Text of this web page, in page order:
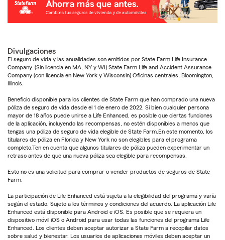
Divulgaciones
El seguro de vida y las anualidades son emitidos por State Farm Life Insurance
Company. (Sin licencia en MA, NY y WI) State Farm Life and Accident Assurance
Company (con licencia en New York y Wisconsin) Oficinas centrales, Bloomington,
Illinois.
Beneficio disponible para los clientes de State Farm que han comprado una nueva
póliza de seguro de vida desde el 1 de enero de 2022. Si bien cualquier persona
mayor de 18 años puede unirse a Life Enhanced, es posible que ciertas funciones
de la aplicación, incluyendo las recompensas, no estén disponibles a menos que
tengas una póliza de seguro de vida elegible de State Farm.En este momento, los
titulares de póliza en Florida y New York no son elegibles para el programa
completo.Ten en cuenta que algunos titulares de póliza pueden experimentar un
retraso antes de que una nueva póliza sea elegible para recompensas.
Esto no es una solicitud para comprar o vender productos de seguros de State
Farm.
La participación de Life Enhanced está sujeta a la elegibilidad del programa y varía
según el estado. Sujeto a los términos y condiciones del acuerdo. La aplicación Life
Enhanced está disponible para Android e iOS. Es posible que se requiera un
dispositivo móvil iOS o Android para usar todas las funciones del programa Life
Enhanced. Los clientes deben aceptar autorizar a State Farm a recopilar datos
sobre salud y bienestar. Los usuarios de aplicaciones móviles deben aceptar un